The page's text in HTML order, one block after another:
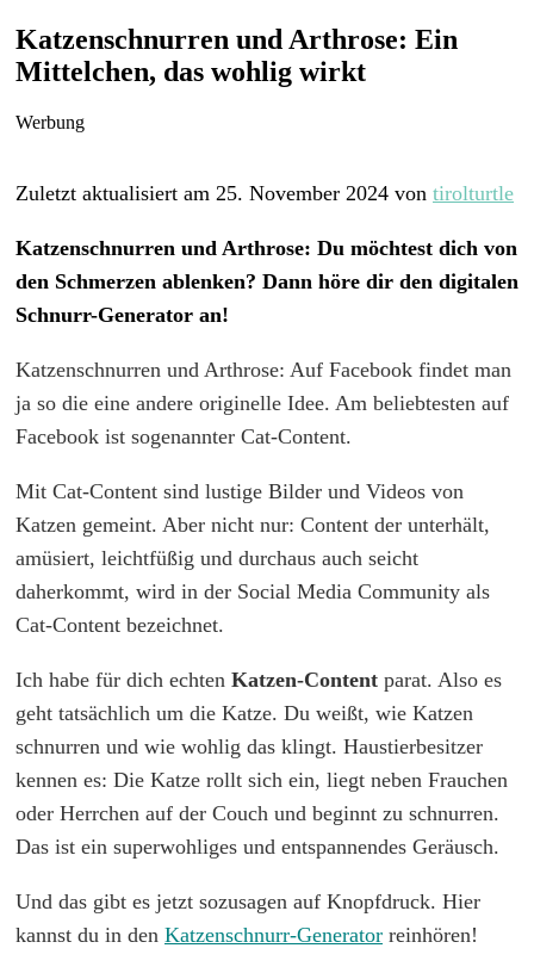
Katzenschnurren und Arthrose: Ein
Mittelchen, das wohlig wirkt
Werbung
Zuletzt aktualisiert am 25. November 2024 von tirolturtle
Katzenschnurren und Arthrose: Du möchtest dich von
den Schmerzen ablenken? Dann höre dir den digitalen
Schnurr-Generator an!
Katzenschnurren und Arthrose: Auf Facebook findet man
ja so die eine andere originelle Idee. Am beliebtesten auf
Facebook ist sogenannter Cat-Content.
Mit Cat-Content sind lustige Bilder und Videos von
Katzen gemeint. Aber nicht nur: Content der unterhält,
amüsiert, leichtfüßig und durchaus auch seicht
daherkommt, wird in der Social Media Community als
Cat-Content bezeichnet.
Ich habe für dich echten Katzen-Content parat. Also es
geht tatsächlich um die Katze. Du weißt, wie Katzen
schnurren und wie wohlig das klingt. Haustierbesitzer
kennen es: Die Katze rollt sich ein, liegt neben Frauchen
oder Herrchen auf der Couch und beginnt zu schnurren.
Das ist ein superwohliges und entspannendes Geräusch.
Und das gibt es jetzt sozusagen auf Knopfdruck. Hier
kannst du in den Katzenschnurr-Generator reinhören!